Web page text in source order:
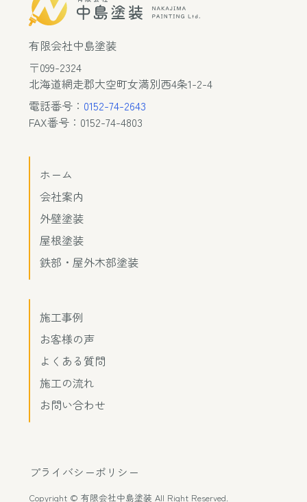
有限会社中島塗装
〒099-2324
北海道網走郡大空町女満別西4条1-2-4
電話番号： 0152-74-2643
FAX番号：0152-74-4803
ホーム
会社案内
外壁塗装
屋根塗装
鉄部・屋外木部塗装
施工事例
お客様の声
よくある質問
施工の流れ
お問い合わせ
プライバシーポリシー
Copyright © 有限会社中島塗装 All Right Reserved.